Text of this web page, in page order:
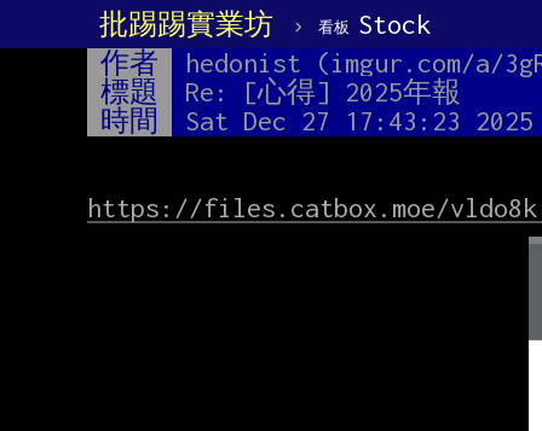
批踢踢實業坊 › 看板 Stock
作者
hedonist (imgur.com/a/
標題
Re: [心得] 2025年報
時間
Sat Dec 27 17:43:23 2025
https://files.catbox.moe/